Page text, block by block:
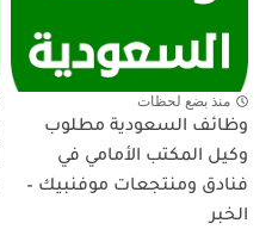
منذ بضع لحظات
وظائف السعودية مطلوب
وكيل المكتب الأمامي في
فنادق ومنتجعات موفنبيك –
الخبر